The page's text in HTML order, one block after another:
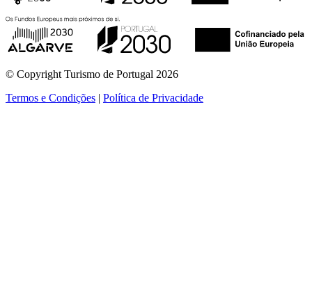
© Copyright Turismo de Portugal 2026
Termos e Condições | Política de Privacidade